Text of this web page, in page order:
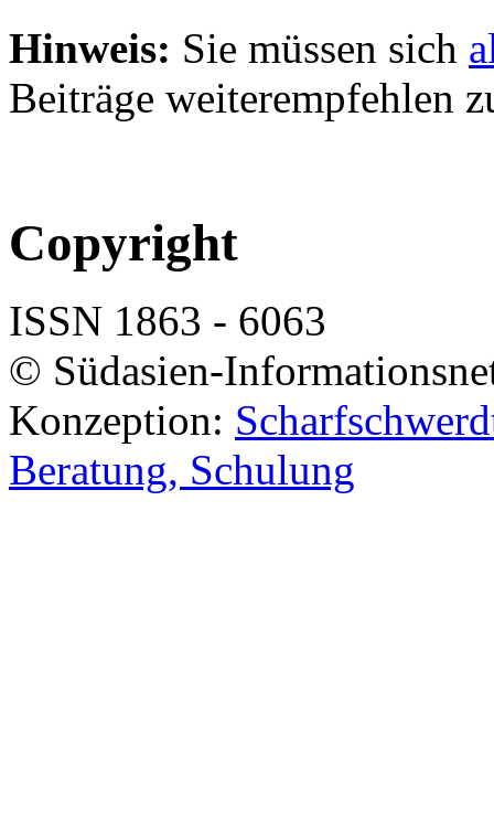
Hinweis: Sie müssen sich
Beiträge weiterempfehlen
Copyright
ISSN 1863 - 6063
© Südasien-
Konzeption:
Beratung, Schulung